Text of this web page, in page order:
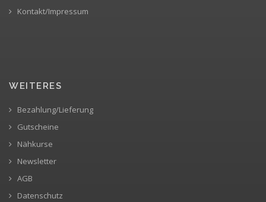
Kontakt/Impressum
WEITERES
Bezahlung/Lieferung
Gutscheine
Nähkurse
Newsletter
AGB
Datenschutz